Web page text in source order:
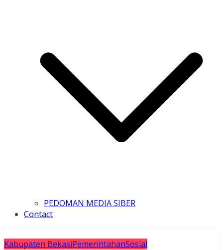
PEDOMAN MEDIA SIBER
Contact
Kabupaten BekasiPemerintahanSosial